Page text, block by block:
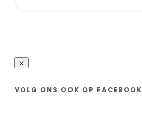
VOLG ONS OOK OP FACEBOOK